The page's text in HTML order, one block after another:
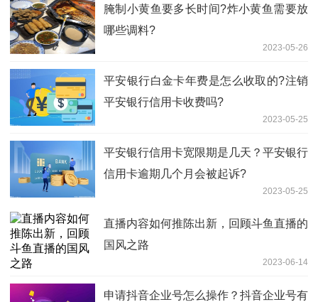
腌制小黄鱼要多长时间?炸小黄鱼需要放
哪些调料?
2023-05-26
平安银行白金卡年费是怎么收取的?注销
平安银行信用卡收费吗?
2023-05-25
平安银行信用卡宽限期是几天？平安银行
信用卡逾期几个月会被起诉?
2023-05-25
直播内容如何推陈出新，回顾斗鱼直播的
国风之路
2023-06-14
申请抖音企业号怎么操作？抖音企业号有